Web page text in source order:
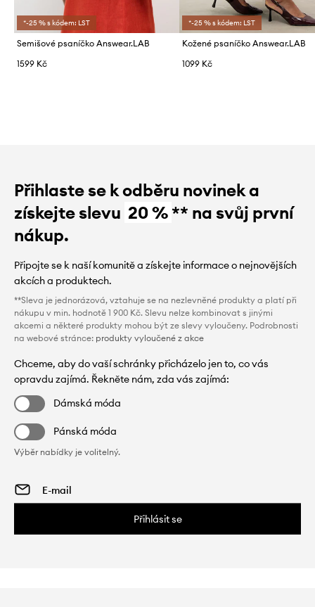
*-25 % s kódem: LST
Semišové psaníčko Answear.LAB
1599 Kč
*-25 % s kódem: LST
Kožené psaníčko Answear.LAB
1099 Kč
Přihlaste se k odběru novinek a
získejte slevu 20 %** na svůj první
nákup.
Připojte se k naší komunitě a získejte informace o nejnovějších
akcích a produktech.
**Sleva je jednorázová, vztahuje se na nezlevněné produkty a platí při
nákupu v min. hodnotě 1 900 Kč. Slevu nelze kombinovat s jinými
akcemi a některé produkty mohou být ze slevy vyloučeny. Podrobnosti
na webové stránce: produkty vyloučené z akce
Chceme, aby do vaší schránky přicházelo jen to, co vás
opravdu zajímá. Řekněte nám, zda vás zajímá:
Dámská móda
Pánská móda
Výběr nabídky je volitelný.
Přihlásit se